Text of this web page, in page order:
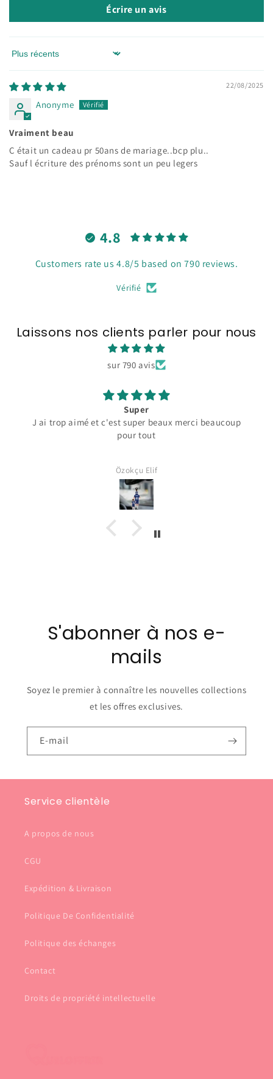
Écrire un avis
Sort by
22/08/2025
Anonyme
Vraiment beau
C était un cadeau pr 50ans de mariage..bcp plu..
Sauf l écriture des prénoms sont un peu legers
4.8
Customers rate us 4.8/5 based on 790 reviews.
Vérifié
Laissons nos clients parler pour nous
sur 790 avis
Super
J ai trop aimé et c'est super beaux merci beaucoup
pour tout
Özokçu Elif
S'abonner à nos e-
mails
Soyez le premier à connaître les nouvelles collections
et les offres exclusives.
E-mail
Service clientèle
A propos de nous
CGU
Expédition & Livraison
Politique De Confidentialité
Politique des échanges
Contact
Droits de propriété intellectuelle